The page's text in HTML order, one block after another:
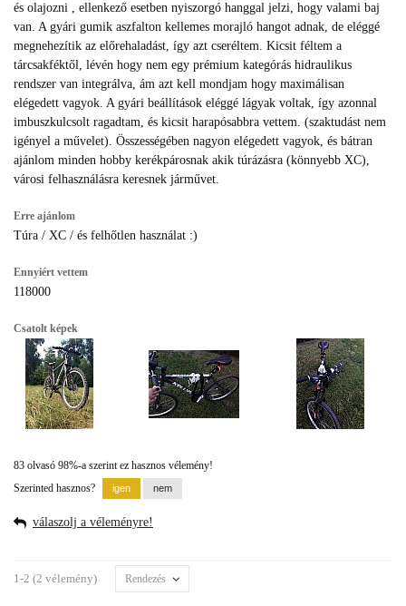
és olajozni , ellenkező esetben nyiszorgó hanggal jelzi, hogy valami baj
van. A gyári gumik aszfalton kellemes morajló hangot adnak, de eléggé
megnehezítik az előrehaladást, így azt cseréltem. Kicsit féltem a
tárcsakféktől, lévén hogy nem egy prémium kategórás hidraulikus
rendszer van integrálva, ám azt kell mondjam hogy maximálisan
elégedett vagyok. A gyári beállítások eléggé lágyak voltak, így azonnal
imbuszkulcsolt ragadtam, és kicsit harapósabbra vettem. (szaktudást nem
igényel a művelet). Összességében nagyon elégedett vagyok, és bátran
ajánlom minden hobby kerékpárosnak akik túrázásra (könnyebb XC),
városi felhasználásra keresnek járművet.
Erre ajánlom
Túra / XC / és felhőtlen használat :)
Ennyiért vettem
118000
Csatolt képek
83 olvasó 98%-a szerint ez hasznos vélemény!
Szerinted hasznos?
válaszolj a véleményre!
1-2 (2 vélemény) Rendezés